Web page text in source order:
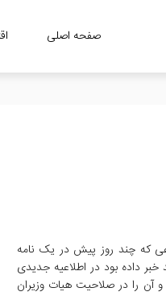
صفحه اصلی
که چند روز پیش در یک نامه
روز ۳۰ اسفند خبر داده بود در اطلاعیه جدیدی
آن را در صلاحیت هیات وزیران